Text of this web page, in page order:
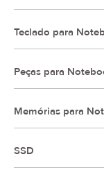
Teclado para
Peças para
Memórias para
SSD